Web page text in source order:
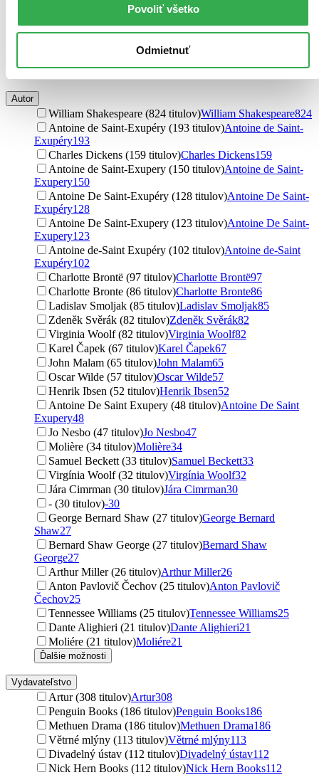
Povoliť všetko
Odmietnuť
manga (13 titulov) manga13
steampunk (12 titulov)steampunk12
magický realizmus (8 titulov)
magický realizmus
thrillery2
Ďalšie možnosti
Autor
William Shakespeare (824 titulov)William Shakespeare824
Antoine de Saint-Exupéry (193 titulov)Antoine de Saint-
Exupéry193
Charles Dickens (159 titulov)Charles Dickens159
Antoine de Saint-Exupery (150 titulov)Antoine de Saint-
Exupery150
Antoine De Saint-Exupéry (128 titulov)Antoine De Saint-
Exupéry128
Antoine De Saint-Exupery (123 titulov)Antoine De Saint-
Exupery123
Antoine de-Saint Exupéry (102 titulov)Antoine de-Saint
Exupéry102
Charlotte Brontë (97 titulov)Charlotte Brontë97
Charlotte Bronte (86 titulov)Charlotte Bronte86
Ladislav Smoljak (85 titulov)Ladislav Smoljak85
Zdeněk Svěrák (82 titulov)Zdeněk Svěrák82
Virginia Woolf (82 titulov)Virginia Woolf82
Karel Čapek (67 titulov)Karel Čapek67
John Malam (65 titulov)John Malam65
Oscar Wilde (57 titulov)Oscar Wilde57
Henrik Ibsen (52 titulov)Henrik Ibsen52
Antoine De Saint Exupery (48 titulov)Antoine De Saint
Exupery48
Jo Nesbo (47 titulov)Jo Nesbo47
Molière (34 titulov)Molière34
Samuel Beckett (33 titulov)Samuel Beckett33
Virgínia Woolf (32 titulov)Virgínia Woolf32
Jára Cimrman (30 titulov)Jára Cimrman30
- (30 titulov)-30
George Bernard Shaw (27 titulov)George Bernard
Shaw27
Bernard Shaw George (27 titulov)Bernard Shaw
George27
Arthur Miller (26 titulov)Arthur Miller26
Anton Pavlovič Čechov (25 titulov)Anton Pavlovič
Čechov25
Tennessee Williams (25 titulov)Tennessee Williams25
Dante Alighieri (21 titulov)Dante Alighieri21
Moliére (21 titulov)Moliére21
Ďalšie možnosti
Vydavateľstvo
Artur (308 titulov)Artur308
Penguin Books (186 titulov)Penguin Books186
Methuen Drama (186 titulov)Methuen Drama186
Větrné mlýny (113 titulov)Větrné mlýny113
Divadelný ústav (112 titulov)Divadelný ústav112
Nick Hern Books (112 titulov)Nick Hern Books112